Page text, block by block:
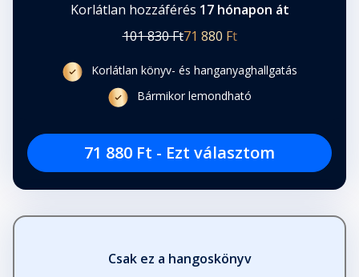
Korlátlan hozzáférés 17 hónapon át
101 830 Ft71 880 Ft
Korlátlan könyv- és hanganyaghallgatás
Bármikor lemondható
71 880 Ft - Ezt választom
Csak ez a hangoskönyv